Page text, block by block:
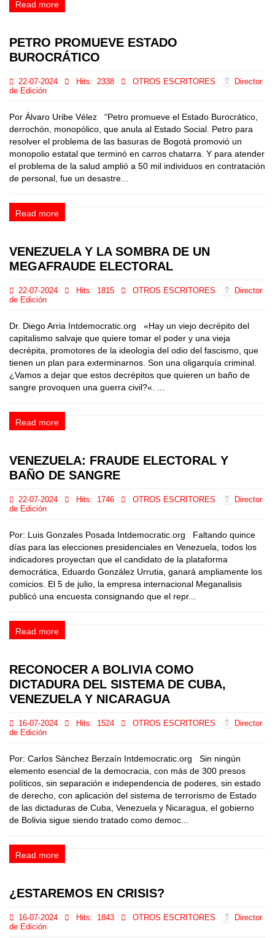
Read more
PETRO PROMUEVE ESTADO
BUROCRÁTICO
22-07-2024 Hits: 2338 OTROS ESCRITORES
Director
de Edición
Por Álvaro Uribe Vélez “Petro promueve el Estado Burocrático,
derrochón, monopólico, que anula al Estado Social. Petro para
resolver el problema de las basuras de Bogotá promovió un
monopolio estatal que terminó en carros chatarra. Y para atender
el problema de la salud amplió a 50 mil individuos en contratación
de personal, fue un desastre...
Read more
VENEZUELA Y LA SOMBRA DE UN
MEGAFRAUDE ELECTORAL
22-07-2024 Hits: 1815 OTROS ESCRITORES
Director
de Edición
Dr. Diego Arria Intdemocratic.org «Hay un viejo decrépito del
capitalismo salvaje que quiere tomar el poder y una vieja
decrépita, promotores de la ideología del odio del fascismo, que
tienen un plan para exterminarnos. Son una oligarquía criminal.
¿Vamos a dejar que estos decrépitos que quieren un baño de
sangre provoquen una guerra civil?«. ...
Read more
VENEZUELA: FRAUDE ELECTORAL Y
BAÑO DE SANGRE
22-07-2024 Hits: 1746 OTROS ESCRITORES
Director
de Edición
Por: Luis Gonzales Posada Intdemocratic.org Faltando quince
días para las elecciones presidenciales en Venezuela, todos los
indicadores proyectan que el candidato de la plataforma
democrática, Eduardo González Urrutia, ganará ampliamente los
comicios. El 5 de julio, la empresa internacional Meganalisis
publicó una encuesta consignando que el repr...
Read more
RECONOCER A BOLIVIA COMO
DICTADURA DEL SISTEMA DE CUBA,
VENEZUELA Y NICARAGUA
16-07-2024 Hits: 1524 OTROS ESCRITORES
Director
de Edición
Por: Carlos Sánchez Berzaín Intdemocratic.org Sin ningún
elemento esencial de la democracia, con más de 300 presos
políticos, sin separación e independencia de poderes, sin estado
de derecho, con aplicación del sistema de terrorismo de Estado
de las dictaduras de Cuba, Venezuela y Nicaragua, el gobierno
de Bolivia sigue siendo tratado como democ...
Read more
¿ESTAREMOS EN CRISIS?
16-07-2024 Hits: 1843 OTROS ESCRITORES
Director
de Edición